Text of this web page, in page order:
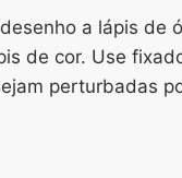
a lápis de
de cor. Use
perturbadas